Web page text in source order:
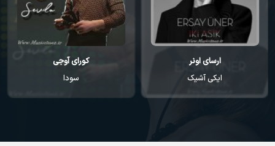
کورای آوجی
سودا
احمد مصطفایو
یاندیم هر گجه